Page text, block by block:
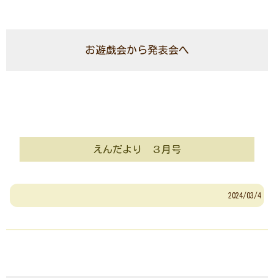
お遊戯会から発表会へ
えんだより ３月号
2024/03/4